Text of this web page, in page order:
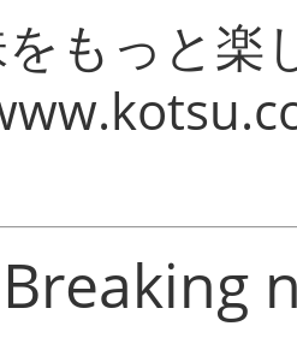
もっと楽